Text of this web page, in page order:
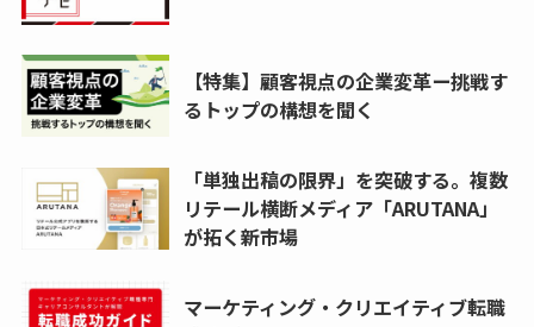
【特集】顧客視点の企業変革ー挑戦す
るトップの構想を聞く
「単独出稿の限界」を突破する。複数
リテール横断メディア「ARUTANA」
が拓く新市場
マーケティング・クリエイティブ転職